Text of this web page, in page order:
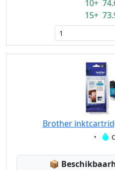
10+
15+
Brother
📦 Lagerstatus: